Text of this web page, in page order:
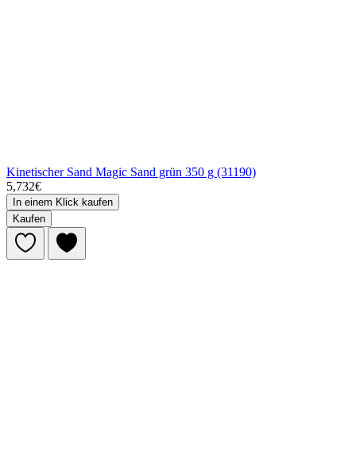
Kinetischer Sand Magic Sand grün 350 g (31190)
5,732€
In einem Klick kaufen
Kaufen